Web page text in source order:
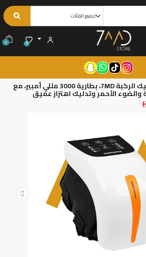
0
0
الاستشفاء: جهاز تدليك الركبة 7MD، بطارية 3000 مللي أمبير، مع
والضوء الأحمر وتدليك اهتزاز عميق